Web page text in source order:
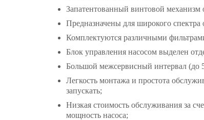
Запатентованный винтовой механизм
Предназначены для широкого
Комплектуются различными
Блок управления насосом выделен
Большой межсервисный интервал (до
Легкость монтажа и простота
запускать;
Низкая стоимость обслуживания за
мощность насоса;